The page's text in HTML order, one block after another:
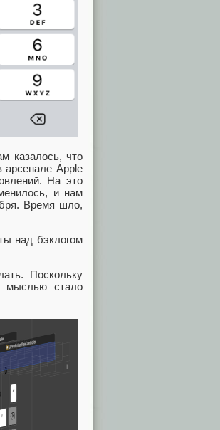
казалось, что
арсенале Apple
На это
и нам
Время шло,
над бэклогом
Поскольку
мыслью стало